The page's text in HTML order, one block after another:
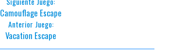
Camouflage Escape
Anterior Juego:
Vacation Escape